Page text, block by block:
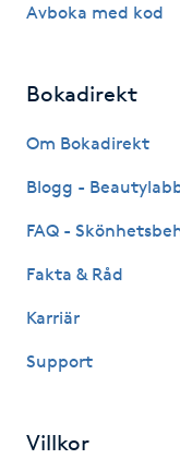
Microshading
Nagelförlängning
Avboka med kod
Bokadirekt
Om Bokadirekt
Blogg -
FAQ -
Fakta & Råd
Karriär
Support
Villkor